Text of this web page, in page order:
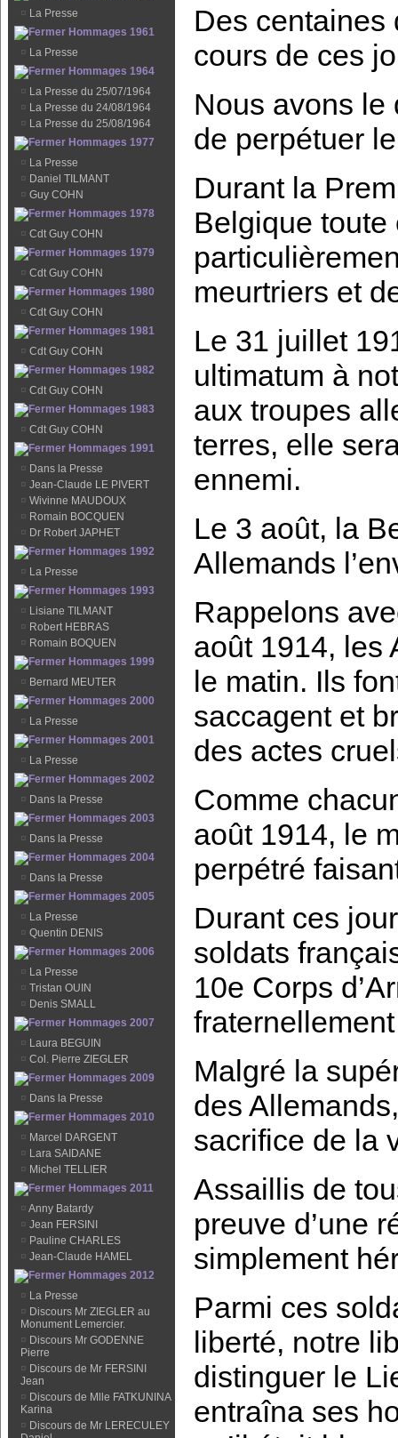
¤ La Presse
Hommages 1961
¤ La Presse
Hommages 1964
¤ La Presse du 25/07/1964
¤ La Presse du 24/08/1964
¤ La Presse du 25/08/1964
Hommages 1977
¤ La Presse
¤ Daniel TILMANT
¤ Guy COHN
Hommages 1978
¤ Cdt Guy COHN
Hommages 1979
¤ Cdt Guy COHN
Hommages 1980
¤ Cdt Guy COHN
Hommages 1981
¤ Cdt Guy COHN
Hommages 1982
¤ Cdt Guy COHN
Hommages 1983
¤ Cdt Guy COHN
Hommages 1991
¤ Dans la Presse
¤ Jean-Claude LE PIVERT
¤ Wivinne MAUDOUX
¤ Romain BOCQUEN
¤ Dr Robert JAPHET
Hommages 1992
¤ La Presse
Hommages 1993
¤ Lisiane TILMANT
¤ Robert HEBRAS
¤ Romain BOQUEN
Hommages 1999
¤ Bernard MEUTER
Hommages 2000
¤ La Presse
Hommages 2001
¤ La Presse
Hommages 2002
¤ Dans la Presse
Hommages 2003
¤ Dans la Presse
Hommages 2004
¤ Dans la Presse
Hommages 2005
¤ La Presse
¤ Quentin DENIS
Hommages 2006
¤ La Presse
¤ Tristan OUIN
¤ Denis SMALL
Hommages 2007
¤ Laura BEGUIN
¤ Col. Pierre ZIEGLER
Hommages 2009
¤ Dans la Presse
Hommages 2010
¤ Marcel DARGENT
¤ Lara SAIDANE
¤ Michel TELLIER
Hommages 2011
¤ Anny Batardy
¤ Jean FERSINI
¤ Pauline CHARLES
¤ Jean-Claude HAMEL
Hommages 2012
¤ La Presse
¤ Discours Mr ZIEGLER au
Monument Lemercier.
¤ Discours Mr GODENNE
Pierre
¤ Discours de Mr FERSINI
Jean
¤ Discours de Mlle FATKUNINA
Karina
¤ Discours de Mr LERECULEY
Des centaines
cours de ces
Nous avons le
de perpétuer
Durant la
Belgique
meurtriers et
Le 31 juillet
ultimatum à
aux troupes
terres, elle
ennemi.
Le 3 août, la
Allemands
Rappelons
août 1914, les
le matin. Ils
saccagent et
des actes
Comme
août 1914, le
perpétré
Durant ces
soldats
10e Corps
Malgré la
des
sacrifice de la
Assaillis de
preuve d’une
simplement
Parmi ces
liberté, notre
distinguer le
entraîna ses